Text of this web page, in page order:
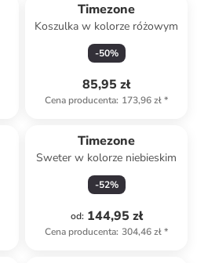
Timezone
Koszulka w kolorze różowym
-50%
85,95 zł
Cena producenta: 173,96 zł*
Timezone
Sweter w kolorze niebieskim
-52%
od: 144,95 zł
Cena producenta: 304,46 zł*